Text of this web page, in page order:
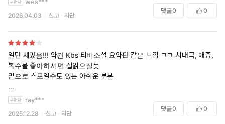
wes***
2026.04.03 신고 차단
댓글0 0
일단 재밌음!!! 약간 Kbs 티비소설 요약판 같은 느낌 ㅋㅋ 시대극, 애증,
복수물 좋아하시면 잘읽으실듯
밑으로 스포일수도 있는 아쉬운 부분
여주가 애<<증에서 애>>증 으로 넘어가는 고리가 너무 약함. 좀더 뭔가
계기가 강하게 있어야했다고 봄. 여주가 찾아 나서지 않으면 연결 될 수
ray***
2025.12.28 신고 차단
댓글0 0